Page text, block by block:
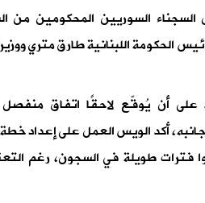
السوريين المحكومين من
الحكومة اللبنانية طارق متري
على أن يُوقّع لاحقًا اتفاق
أكد الويس العمل على إعداد
فترات طويلة في السجون، رغم